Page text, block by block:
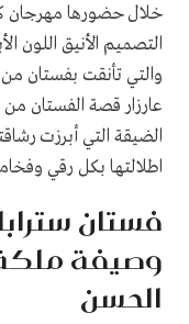
خلال حضورها مهرجان
التصميم الأنيق اللون
والتي تأنقت بفستان من
عارزار قصة الفستان
الضيقة التي أبرزت
اطلالتها بكل رقي
فستان
وصيفة ملكة
الحسن